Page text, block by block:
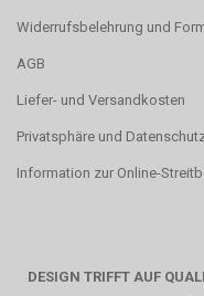
Widerrufsbelehrung und
AGB
Liefer- und Versandkosten
Privatsphäre und
Information zur Online-
DESIGN TRIFFT AUF